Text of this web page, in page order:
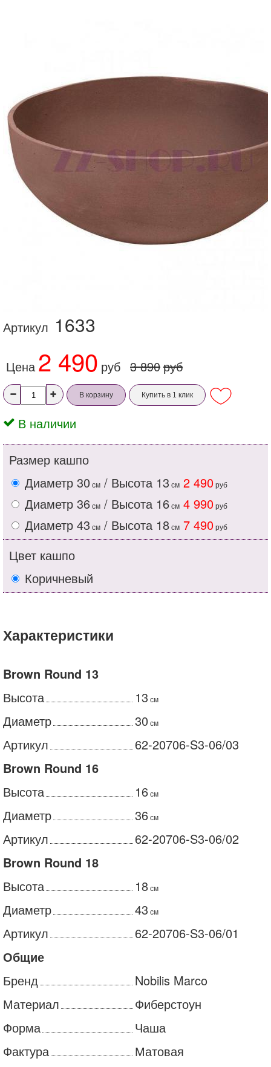
Артикул 1633
Цена 2 490 руб 3 890руб
В корзину Купить в 1 клик
В наличии
Размер кашпо
Диаметр 30 см / Высота 13 см 2 490руб
Диаметр 36см / Высота 16см 4 990руб
Диаметр 43 см / Высота 18см 7 490руб
Цвет кашпо
Коричневый
Характеристики
Brown Round 13
Высота
13 см
Диаметр 30 см
Артикул
62-20706-S3-06/03
Brown Round 16
Высота
16см
Диаметр 36см
Артикул
62-20706-S3-06/02
Brown Round 18
Высота
18см
Диаметр 43 см
Артикул
62-20706-S3-06/01
Общие
Бренд
Nobilis Marco
Материал
Фиберстоун
Форма
Чаша
Фактура
Матовая